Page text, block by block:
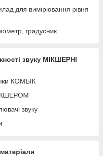
для вимірювання рівня
градусник.
звуку МІКШЕРНІ
КОМБІК
звуку